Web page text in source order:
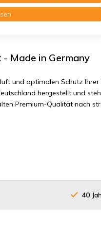
Line Karton 160x500x23 mm.
Made in Germany
und optimalen Schutz
hergestellt und
Premium-Qualität nach
40